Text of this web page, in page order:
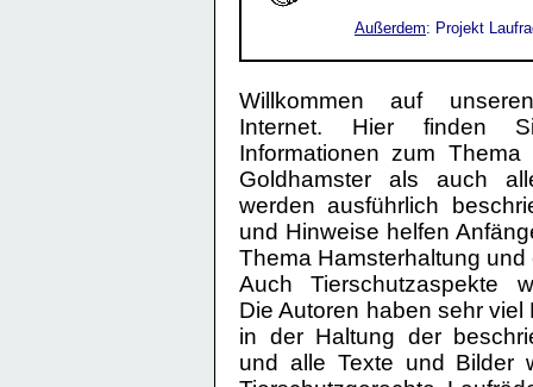
Außerdem: Projekt
Willkommen auf
Internet. Hier finden
Informationen zum
Goldhamster als auch
werden ausführlich
und Hinweise helfen
Thema Hamsterhaltung und
Auch Tierschutzaspekte
Die Autoren haben sehr
in der Haltung der
und alle Texte und Bilder